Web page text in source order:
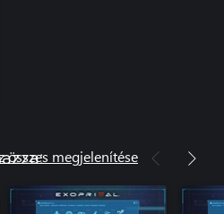
összes megjelenítése